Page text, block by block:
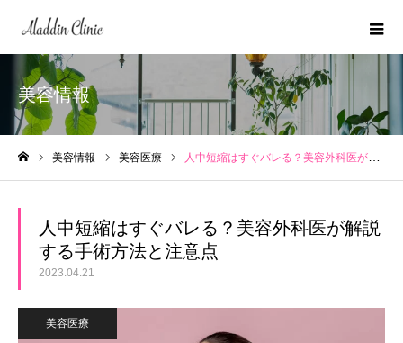
美容情報
美容情報 美容医療 人中短縮はすぐバレる？美容外科医が解説する手術方法と注意点
人中短縮はすぐバレる？美容外科医が解説
する手術方法と注意点
2023.04.21
美容医療